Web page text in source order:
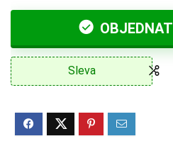
OBJEDNAT
Sleva